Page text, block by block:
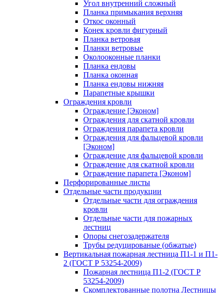
Угол внутренний сложный
Планка примыкания верхняя
Откос оконный
Конек кровли фигурный
Планка ветровая
Планки ветровые
Околооконные планки
Планка ендовы
Планка оконная
Планка ендовы нижняя
Парапетные крышки
Ограждения кровли
Ограждение [Эконом]
Ограждения для скатной кровли
Ограждения парапета кровли
Ограждения для фальцевой кровли
[Эконом]
Ограждение для фальцевой кровли
Ограждение для скатной кровли
Ограждение парапета [Эконом]
Перфорированные листы
Отдельные части продукции
Отдельные части для ограждения
кровли
Отдельные части для пожарных
лестниц
Опоры снегозадержателя
Трубы редуцированые (обжатые)
Вертикальная пожарная лестница П1-1 и П1-
2 (ГОСТ Р 53254-2009)
Пожарная лестница П1-2 (ГОСТ Р
53254-2009)
Скомплектованные полотна Лестницы